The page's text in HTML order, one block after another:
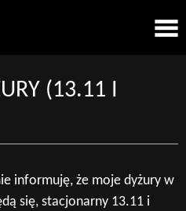
(13.11 I
informuję, że moje dyżury w
się, stacjonarny 13.11 i